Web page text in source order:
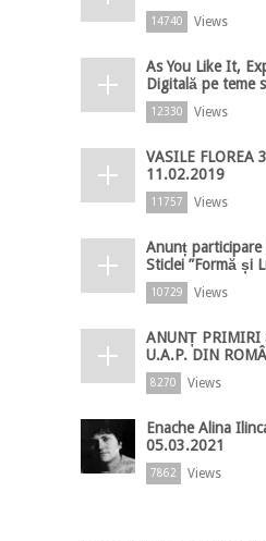
14740 Views
As You Like It,
Digitală pe teme
12330 Views
VASILE FLOREA
11.02.2019
11757 Views
Anunț participare
Sticlei ”Formă și
10729 Views
ANUNȚ
U.A.P. DIN
8270 Views
Enache Alina
05.03.2021
7862 Views